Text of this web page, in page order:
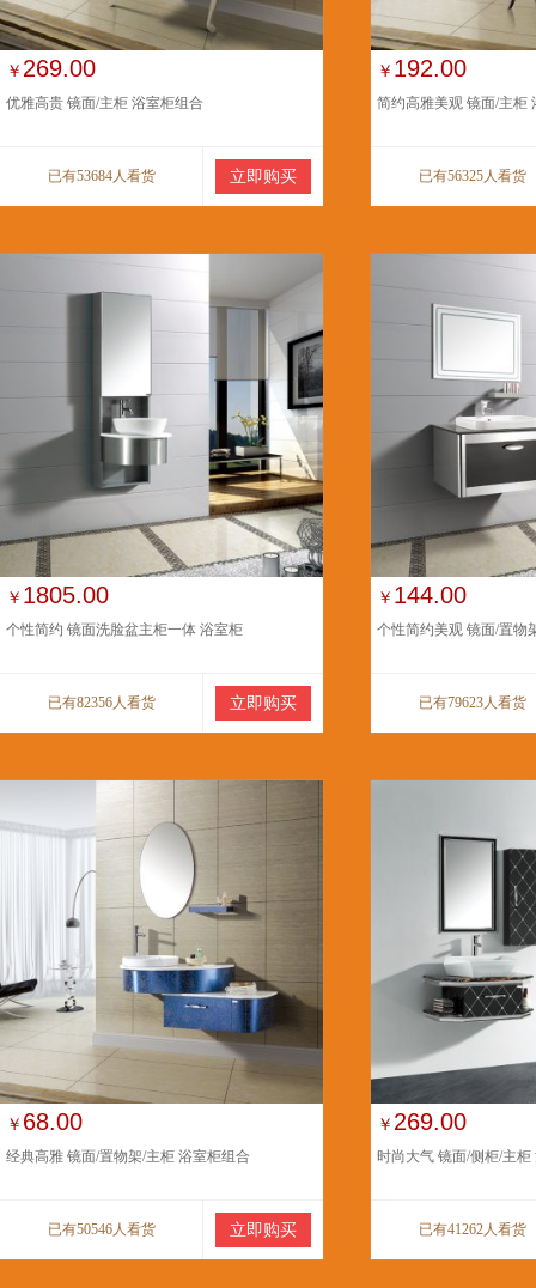
￥ 269.00
优雅高贵 镜面/主柜 浴室柜组合
已有53684人看货 立即购买
￥ 192.00
简约高雅美观 镜面/主柜
已有56325人看货
￥ 1805.00
个性简约 镜面洗脸盆主柜一体 浴室柜
已有82356人看货 立即购买
￥ 144.00
个性简约美观 镜面/置物
已有79623人看货
￥ 68.00
经典高雅 镜面/置物架/主柜 浴室柜组合
已有50546人看货 立即购买
￥ 269.00
时尚大气 镜面/侧柜/主柜
已有41262人看货